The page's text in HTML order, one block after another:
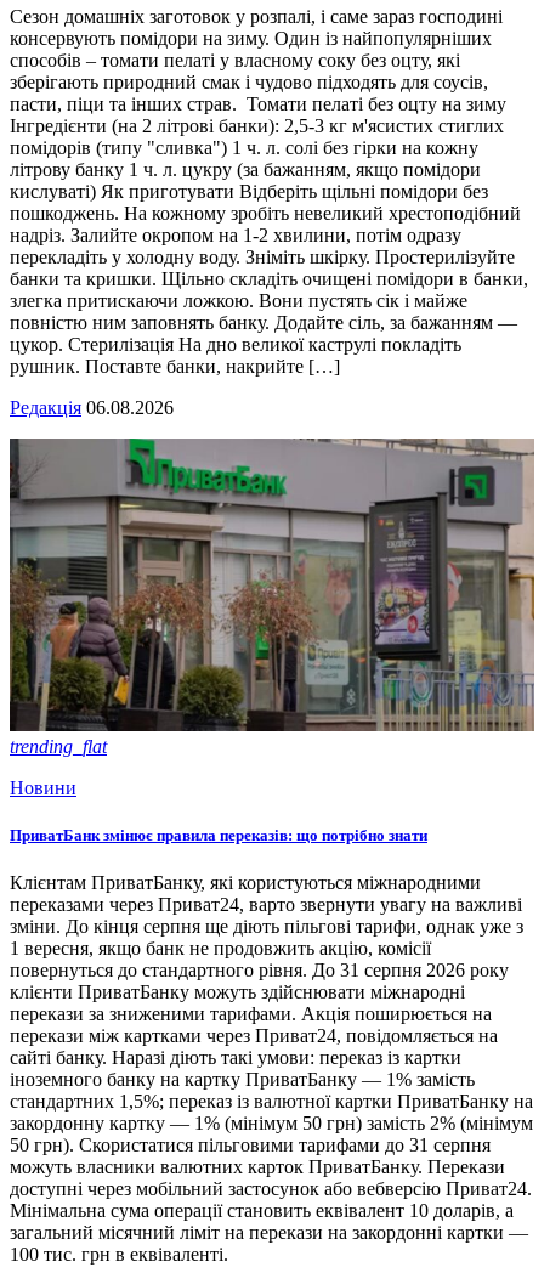
Сезон домашніх заготовок у розпалі, і саме зараз господині
консервують помідори на зиму. Один із найпопулярніших
способів – томати пелаті у власному соку без оцту, які
зберігають природний смак і чудово підходять для соусів,
пасти, піци та інших страв. Томати пелаті без оцту на зиму
Інгредієнти (на 2 літрові банки): 2,5-3 кг м'ясистих стиглих
помідорів (типу "сливка") 1 ч. л. солі без гірки на кожну
літрову банку 1 ч. л. цукру (за бажанням, якщо помідори
кислуваті) Як приготувати Відберіть щільні помідори без
пошкоджень. На кожному зробіть невеликий хрестоподібний
надріз. Залийте окропом на 1-2 хвилини, потім одразу
перекладіть у холодну воду. Зніміть шкірку. Простерилізуйте
банки та кришки. Щільно складіть очищені помідори в банки,
злегка притискаючи ложкою. Вони пустять сік і майже
повністю ним заповнять банку. Додайте сіль, за бажанням —
цукор. Стерилізація На дно великої каструлі покладіть
рушник. Поставте банки, накрийте […]
Редакція 06.08.2026
trending_flat
Новини
ПриватБанк змінює правила переказів: що потрібно знати
Клієнтам ПриватБанку, які користуються міжнародними
переказами через Приват24, варто звернути увагу на важливі
зміни. До кінця серпня ще діють пільгові тарифи, однак уже з
1 вересня, якщо банк не продовжить акцію, комісії
повернуться до стандартного рівня. До 31 серпня 2026 року
клієнти ПриватБанку можуть здійснювати міжнародні
перекази за зниженими тарифами. Акція поширюється на
перекази між картками через Приват24, повідомляється на
сайті банку. Наразі діють такі умови: переказ із картки
іноземного банку на картку ПриватБанку — 1% замість
стандартних 1,5%; переказ із валютної картки ПриватБанку на
закордонну картку — 1% (мінімум 50 грн) замість 2% (мінімум
50 грн). Скористатися пільговими тарифами до 31 серпня
можуть власники валютних карток ПриватБанку. Перекази
доступні через мобільний застосунок або вебверсію Приват24.
Мінімальна сума операції становить еквівалент 10 доларів, а
загальний місячний ліміт на перекази на закордонні картки —
100 тис. грн в еквіваленті.